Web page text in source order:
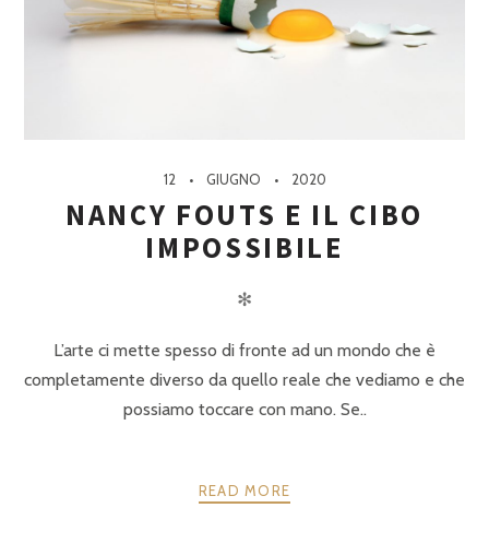
12 GIUGNO 2020
NANCY FOUTS E IL CIBO
IMPOSSIBILE
✻
L’arte ci mette spesso di fronte ad un mondo che è
completamente diverso da quello reale che vediamo e che
possiamo toccare con mano. Se..
READ MORE